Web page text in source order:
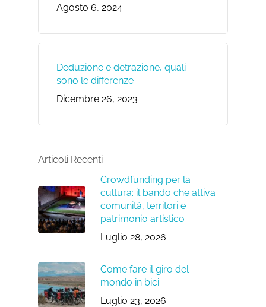
Agosto 6, 2024
Deduzione e detrazione, quali
sono le differenze
Dicembre 26, 2023
Articoli Recenti
Crowdfunding per la
cultura: il bando che attiva
comunità, territori e
patrimonio artistico
Luglio 28, 2026
Come fare il giro del
mondo in bici
Luglio 23, 2026